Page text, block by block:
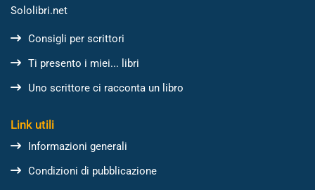
Sololibri.net
Consigli per scrittori
Ti presento i miei... libri
Uno scrittore ci racconta un libro
Link utili
Informazioni generali
Condizioni di pubblicazione